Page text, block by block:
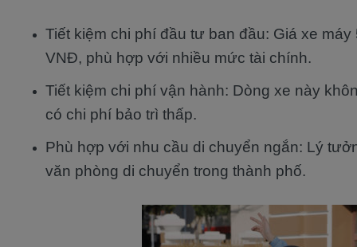
Tiết kiệm chi phí đầu tư ban đầu: Giá xe
VNĐ, phù hợp với nhiều mức tài chính.
Tiết kiệm chi phí vận hành: Dòng xe này
có chi phí bảo trì thấp.
Phù hợp với nhu cầu di chuyển ngắn: Lý
văn phòng di chuyển trong thành phố.